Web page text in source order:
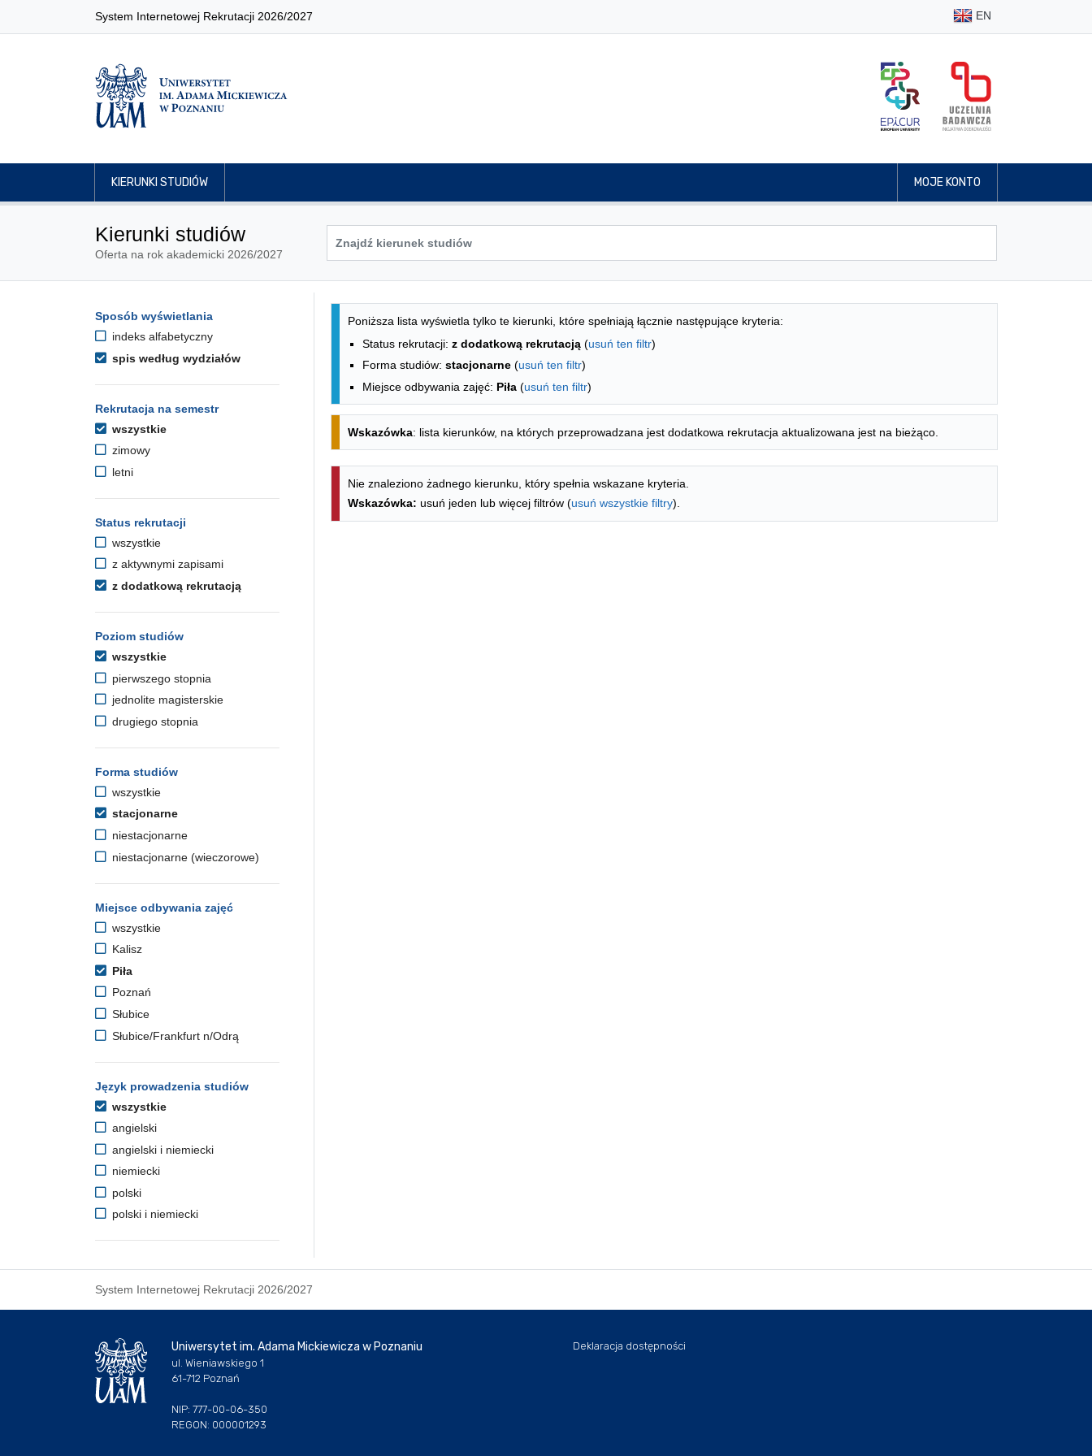
System Internetowej Rekrutacji 2026/2027 EN
KIERUNKI STUDIÓW MOJE KONTO
Kierunki studiów
Oferta na rok akademicki 2026/2027
Opcje filtrowania kierunków studiów
Przejdź do listy kierunków
Sposób wyświetlania
indeks alfabetyczny
spis według wydziałów
Rekrutacja na semestr
wszystkie
zimowy
letni
Status rekrutacji
wszystkie
z aktywnymi zapisami
z dodatkową rekrutacją
Poziom studiów
wszystkie
pierwszego stopnia
jednolite magisterskie
drugiego stopnia
Forma studiów
wszystkie
stacjonarne
niestacjonarne
niestacjonarne (wieczorowe)
Miejsce odbywania zajęć
wszystkie
Kalisz
Piła
Poznań
Słubice
Słubice/Frankfurt n/Odrą
Język prowadzenia studiów
wszystkie
angielski
angielski i niemiecki
niemiecki
polski
polski i niemiecki
Lista kierunków - spis według wydziałów
Poniższa lista wyświetla tylko te kierunki, które spełniają łącznie następujące kryteria:
Status rekrutacji: z dodatkową rekrutacją (usuń ten filtr)
Forma studiów: stacjonarne (usuń ten filtr)
Miejsce odbywania zajęć: Piła (usuń ten filtr)
Wskazówka: lista kierunków, na których przeprowadzana jest dodatkowa rekrutacja aktualizowana jest na bieżąco.
Nie znaleziono żadnego kierunku, który spełnia wskazane kryteria.
Wskazówka: usuń jeden lub więcej filtrów (usuń wszystkie filtry).
System Internetowej Rekrutacji 2026/2027
Uniwersytet im. Adama Mickiewicza w Poznaniu
ul. Wieniawskiego 1
61-712 Poznań
NIP: 777-00-06-350
REGON: 000001293
Deklaracja dostępności